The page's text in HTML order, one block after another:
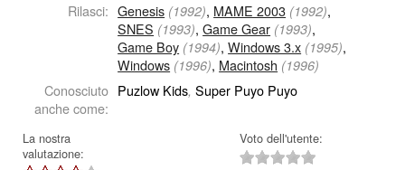
Rilasci: Genesis (1992), MAME 2003 (1992),
SNES (1993),Game Gear (1993),
Game Boy (1994),Windows 3.x (1995),
Windows (1996), Macintosh (1996)
Conosciuto
anche come:
Puzlow Kids, Super Puyo Puyo
La nostra
valutazione:
Voto dell'utente: